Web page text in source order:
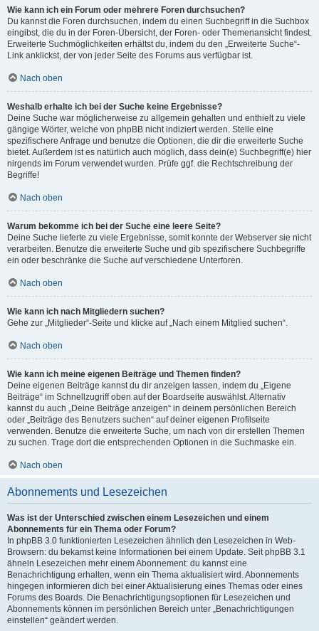
Wie kann ich ein Forum oder mehrere Foren durchsuchen?
Du kannst die Foren durchsuchen, indem du einen Suchbegriff in die Suchbox
eingibst, die du in der Foren-Übersicht, der Foren- oder Themenansicht findest.
Erweiterte Suchmöglichkeiten erhältst du, indem du den „Erweiterte Suche“-
Link anklickst, der von jeder Seite des Forums aus verfügbar ist.
Nach oben
Weshalb erhalte ich bei der Suche keine Ergebnisse?
Deine Suche war möglicherweise zu allgemein gehalten und enthielt zu viele
gängige Wörter, welche von phpBB nicht indiziert werden. Stelle eine
spezifischere Anfrage und benutze die Optionen, die dir die erweiterte Suche
bietet. Außerdem ist es natürlich auch möglich, dass dein(e) Suchbegriff(e) hier
nirgends im Forum verwendet wurden. Prüfe ggf. die Rechtschreibung der
Begriffe!
Nach oben
Warum bekomme ich bei der Suche eine leere Seite?
Deine Suche lieferte zu viele Ergebnisse, somit konnte der Webserver sie nicht
verarbeiten. Benutze die erweiterte Suche und gib spezifischere Suchbegriffe
ein oder beschränke die Suche auf verschiedene Unterforen.
Nach oben
Wie kann ich nach Mitgliedern suchen?
Gehe zur „Mitglieder“-Seite und klicke auf „Nach einem Mitglied suchen“.
Nach oben
Wie kann ich meine eigenen Beiträge und Themen finden?
Deine eigenen Beiträge kannst du dir anzeigen lassen, indem du „Eigene
Beiträge“ im Schnellzugriff oben auf der Boardseite auswählst. Alternativ
kannst du auch „Deine Beiträge anzeigen“ in deinem persönlichen Bereich
oder „Beiträge des Benutzers suchen“ auf deiner eigenen Profilseite
verwenden. Benutze die erweiterte Suche, um nach von dir erstellen Themen
zu suchen. Trage dort die entsprechenden Optionen in die Suchmaske ein.
Nach oben
Abonnements und Lesezeichen
Was ist der Unterschied zwischen einem Lesezeichen und einem
Abonnements für ein Thema oder Forum?
In phpBB 3.0 funktionierten Lesezeichen ähnlich den Lesezeichen in Web-
Browsern: du bekamst keine Informationen bei einem Update. Seit phpBB 3.1
ähneln Lesezeichen mehr einem Abonnement: du kannst eine
Benachrichtigung erhalten, wenn ein Thema aktualisiert wird. Abonnements
hingegen informieren dich bei einer Aktualisierung eines Themas oder eines
Forums des Boards. Die Benachrichtigungsoptionen für Lesezeichen und
Abonnements können im persönlichen Bereich unter „Benachrichtigungen
einstellen“ geändert werden.